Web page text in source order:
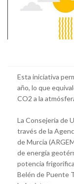
Esta iniciativa
año, lo que
CO2 a la
La Consejería de
través de la
de Murcia
de energía
potencia
Belén de Puente